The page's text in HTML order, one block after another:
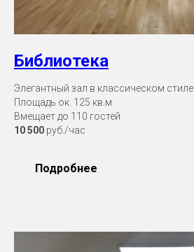
Библиотека
Элегантный зал в классическом стиле
Площадь ок. 125 кв.м
Вмещает до 110 гостей
10 500 руб./час
Подробнее